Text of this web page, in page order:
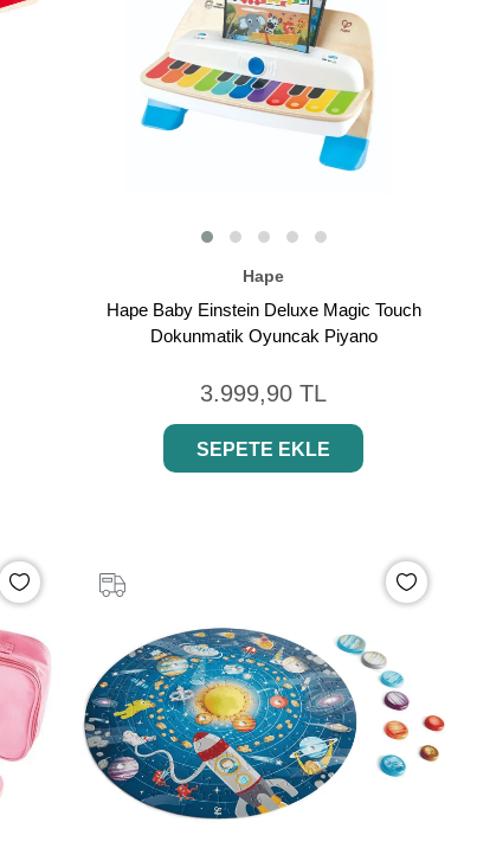
Hape
Hape Baby Einstein Deluxe Magic Touch
Dokunmatik Oyuncak Piyano
3.999,90 TL
SEPETE EKLE